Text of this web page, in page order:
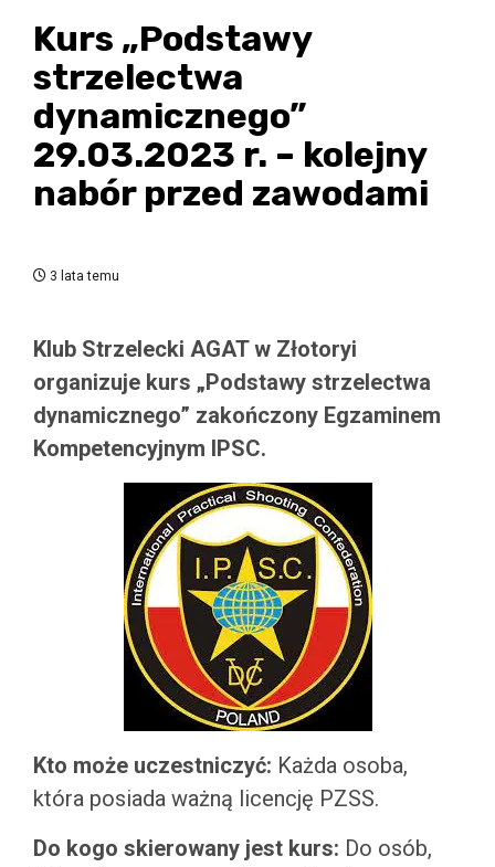
Kurs „Podstawy
strzelectwa
dynamicznego”
29.03.2023 r. – kolejny
nabór przed zawodami
3 lata temu
Klub Strzelecki AGAT w Złotoryi
organizuje kurs „Podstawy strzelectwa
dynamicznego” zakończony Egzaminem
Kompetencyjnym IPSC.
Kto może uczestniczyć: Każda osoba,
która posiada ważną licencję PZSS.
Do kogo skierowany jest kurs: Do osób,